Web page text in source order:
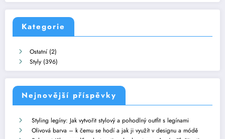
Kategorie
Ostatní(2)
Styly (396)
Nejnovější příspěvky
Styling legíny: Jak vytvořit stylový a pohodlný outfit s legínami
Olivová barva – k čemu se hodí a jak ji využít v designu a módě